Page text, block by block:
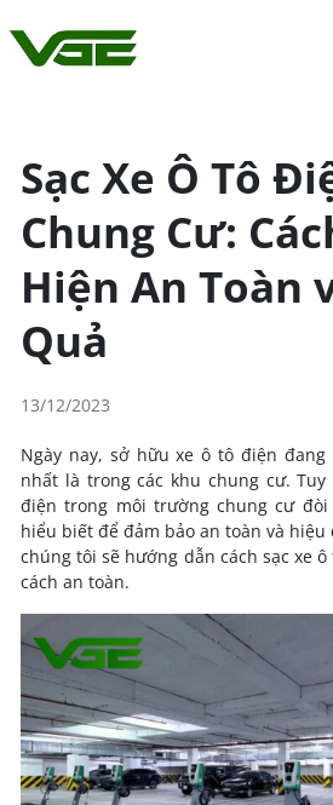
Sạc Xe Ô Tô
Chung Cư:
Hiện An Toàn
Quả
13/12/2023
Ngày nay, sở hữu xe ô tô điện
nhất là trong các khu chung cư.
điện trong môi trường chung cư
hiểu biết để đảm bảo an toàn và hiệu
chúng tôi sẽ hướng dẫn cách sạc xe
cách an toàn.